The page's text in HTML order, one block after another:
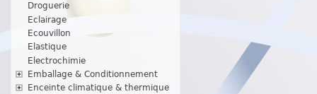
Droguerie
Eclairage
Ecouvillon
Elastique
Electrochimie
Emballage & Conditionnement
Enceinte climatique & thermique